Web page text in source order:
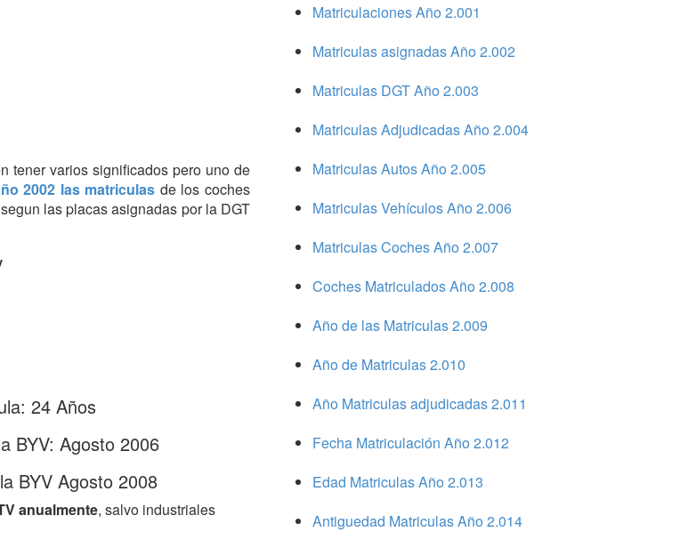
tener varios significados pero uno de
2002 las matriculas de los coches
las placas asignadas por la DGT
24 Años
BYV: Agosto 2006
BYV Agosto 2008
anualmente, salvo industriales
Matriculaciones Año 2.001
Matriculas asignadas Año 2.002
Matriculas DGT Año 2.003
Matriculas Adjudicadas Año 2.004
Matriculas Autos Año 2.005
Matriculas Vehículos Año 2.006
Matriculas Coches Año 2.007
Coches Matriculados Año 2.008
Año de las Matriculas 2.009
Año de Matriculas 2.010
Año Matriculas adjudicadas 2.011
Fecha Matriculación Año 2.012
Edad Matriculas Año 2.013
Antiguedad Matriculas Año 2.014